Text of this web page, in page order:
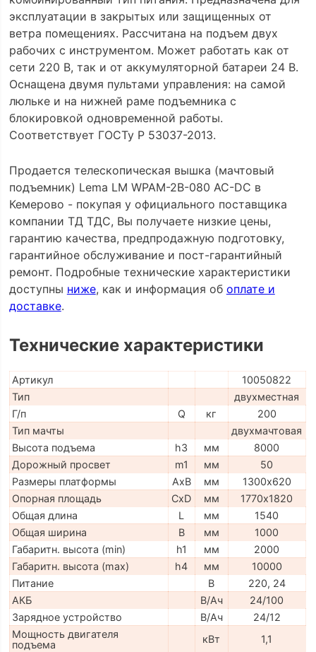
эксплуатации в закрытых или защищенных от
ветра помещениях. Рассчитана на подъем двух
рабочих с инструментом. Может работать как от
сети 220 В, так и от аккумуляторной батареи 24 В.
Оснащена двумя пультами управления: на самой
люльке и на нижней раме подъемника с
блокировкой одновременной работы.
Соответствует ГОСТу Р 53037-2013.
Продается телескопическая вышка (мачтовый
подъемник) Lema LM WPAM-2B-080 AC-DC в
Кемерово - покупая у официального поставщика
компании ТД ТДС, Вы получаете низкие цены,
гарантию качества, предпродажную подготовку,
гарантийное обслуживание и пост-гарантийный
ремонт. Подробные технические характеристики
доступны ниже, как и информация об оплате и
доставке.
Технические характеристики
Артикул
10050822
Тип
двухместная
Г/п
Q кг
200
Тип мачты
двухмачтовая
Высота подъема
h3 мм
8000
Дорожный просвет
m1 мм
50
Размеры платформы
AxB мм
1300х620
Опорная площадь
CxD мм
1770х1820
Общая длина
L мм
1540
Общая ширина
B мм
1000
Габаритн. высота (min)
h1 мм
2000
Габаритн. высота (max)
h4 мм
10000
Питание
В
220, 24
АКБ
В/Ач
24/100
Зарядное устройство
В/Ач
24/12
Мощность двигателя
подъема
кВт
1,1